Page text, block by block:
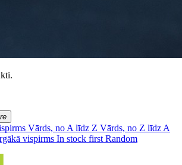
Vārds, no A līdz Z Vārds, no Z līdz A
vispirms In stock first Random